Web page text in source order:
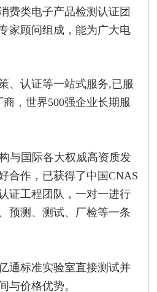
费类电子产品检测认证团
家顾问组成，能为广大电
、认证等一站式服务,已服
，世界500强企业长期服
与国际各大权威高资质发
合作，已获得了中国CNAS
证工程团队，一对一进行
预测、测试、厂检等一条
通标准实验室直接测试并
与价格优势。